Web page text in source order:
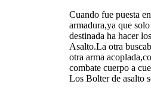
Cuando fue puesta
armadura,ya que
destinada ha hacer
Asalto.La otra
otra arma
combate cuerpo a
Los Bolter de asalto